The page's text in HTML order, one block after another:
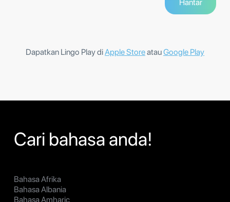
Dapatkan Lingo Play diApple StoreatauGoogle Play
Cari bahasa anda!
Bahasa Afrika
Bahasa Albania
Bahasa Amharic